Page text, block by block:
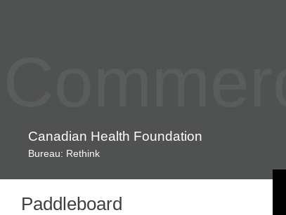
Canadian Health Foundation
Bureau: Rethink
Paddleboard